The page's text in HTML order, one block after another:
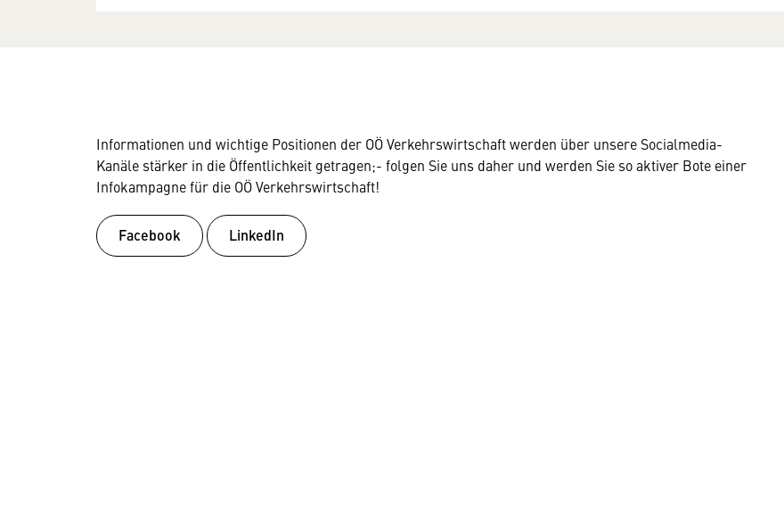
Informationen und wichtige Positionen der OÖ Verkehrswirtschaft werden über unsere Socialmedia-
Kanäle stärker in die Öffentlichkeit getragen;- folgen Sie uns daher und werden Sie so aktiver Bote einer
Infokampagne für die OÖ Verkehrswirtschaft!
Facebook LinkedIn